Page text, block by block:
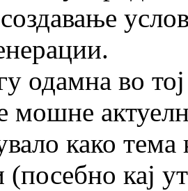
одамна во
мошне
како тема
кај